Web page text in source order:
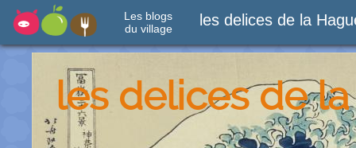
Les blogs
du village
les delices de la
les delices de